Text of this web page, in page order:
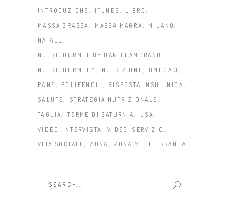
INTRODUZIONE
ITUNES
LIBRO
MASSA GRASSA
MASSA MAGRA
MILANO
NATALE
NUTRIGOURMET BY DANIELAMORANDI
NUTRIGOURMET™
NUTRIZIONE
OMEGA 3
PANE
POLIFENOLI
RISPOSTA INSULINICA
SALUTE
STRATEGIA NUTRIZIONALE
TAGLIA
TERME DI SATURNIA
USA
VIDEO-INTERVISTA
VIDEO-SERVIZIO
VITA SOCIALE
ZONA ZONA MEDITERRANEA